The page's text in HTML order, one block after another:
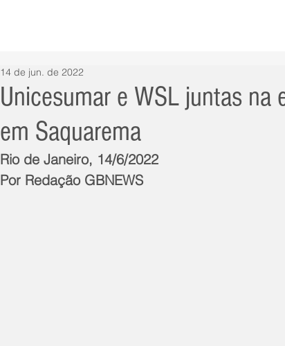
Unicesumar e WSL juntas na
em Saquarema
14 de jun. de 2022
Rio de Janeiro, 14/6/2022
Por Redação GBNEWS